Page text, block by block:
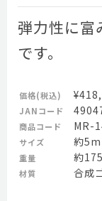
弾力性に富
です。
価格(税込)
JANコード
商品コード MR-
サイズ 約
重量 約
材質 合成